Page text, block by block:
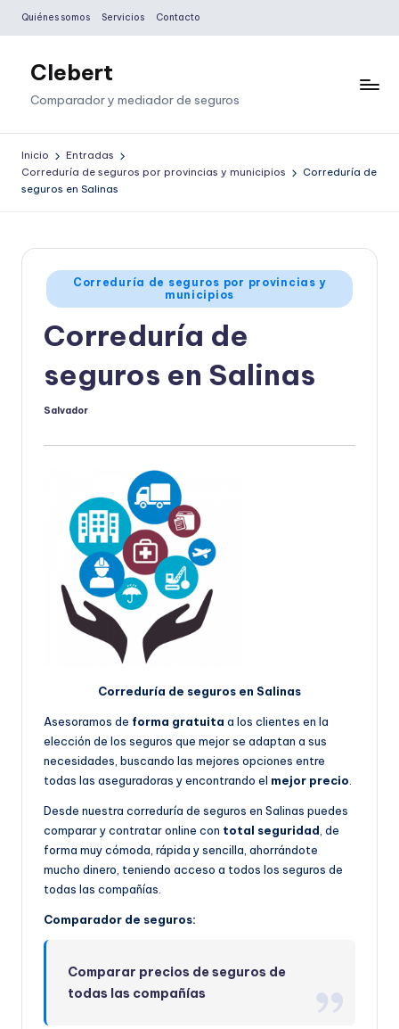
Saltar
contenido
Quiénes somos Servicios Contacto
Clebert
Comparador y mediador de seguros
Inicio
Entradas
Correduría de seguros por provincias y municipios
Correduría de
seguros en Salinas
Publicado
en
Correduría de seguros por provincias y
municipios
Correduría de
seguros en Salinas
Publicado
Salvador
Correduría de seguros en Salinas
Asesoramos de forma gratuita a los clientes en la
elección de los seguros que mejor se adaptan a sus
necesidades, buscando las mejores opciones entre
todas las aseguradoras y encontrando el mejor precio.
Desde nuestra correduría de seguros en Salinas puedes
comparar y contratar online con total seguridad, de
forma muy cómoda, rápida y sencilla, ahorrándote
mucho dinero, teniendo acceso a todos los seguros de
todas las compañías.
Comparador de seguros:
Comparar precios de seguros de
todas las compañías